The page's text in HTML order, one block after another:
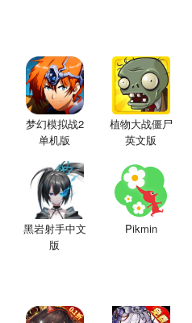
梦幻模拟战2
单机版
植物大战僵尸
英文版
黑岩射手中文
版
Pikmin